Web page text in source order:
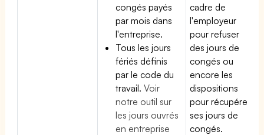
congés payés
par mois dans
l'entreprise.
Tous les jours
fériés définis
par le code du
travail.Voir
notre outil sur
les jours ouvrés
en entreprise
cadre de
l'employeur
pour refuser
des jours de
congés ou
encore les
dispositions
pour récupérer
ses jours de
congés.